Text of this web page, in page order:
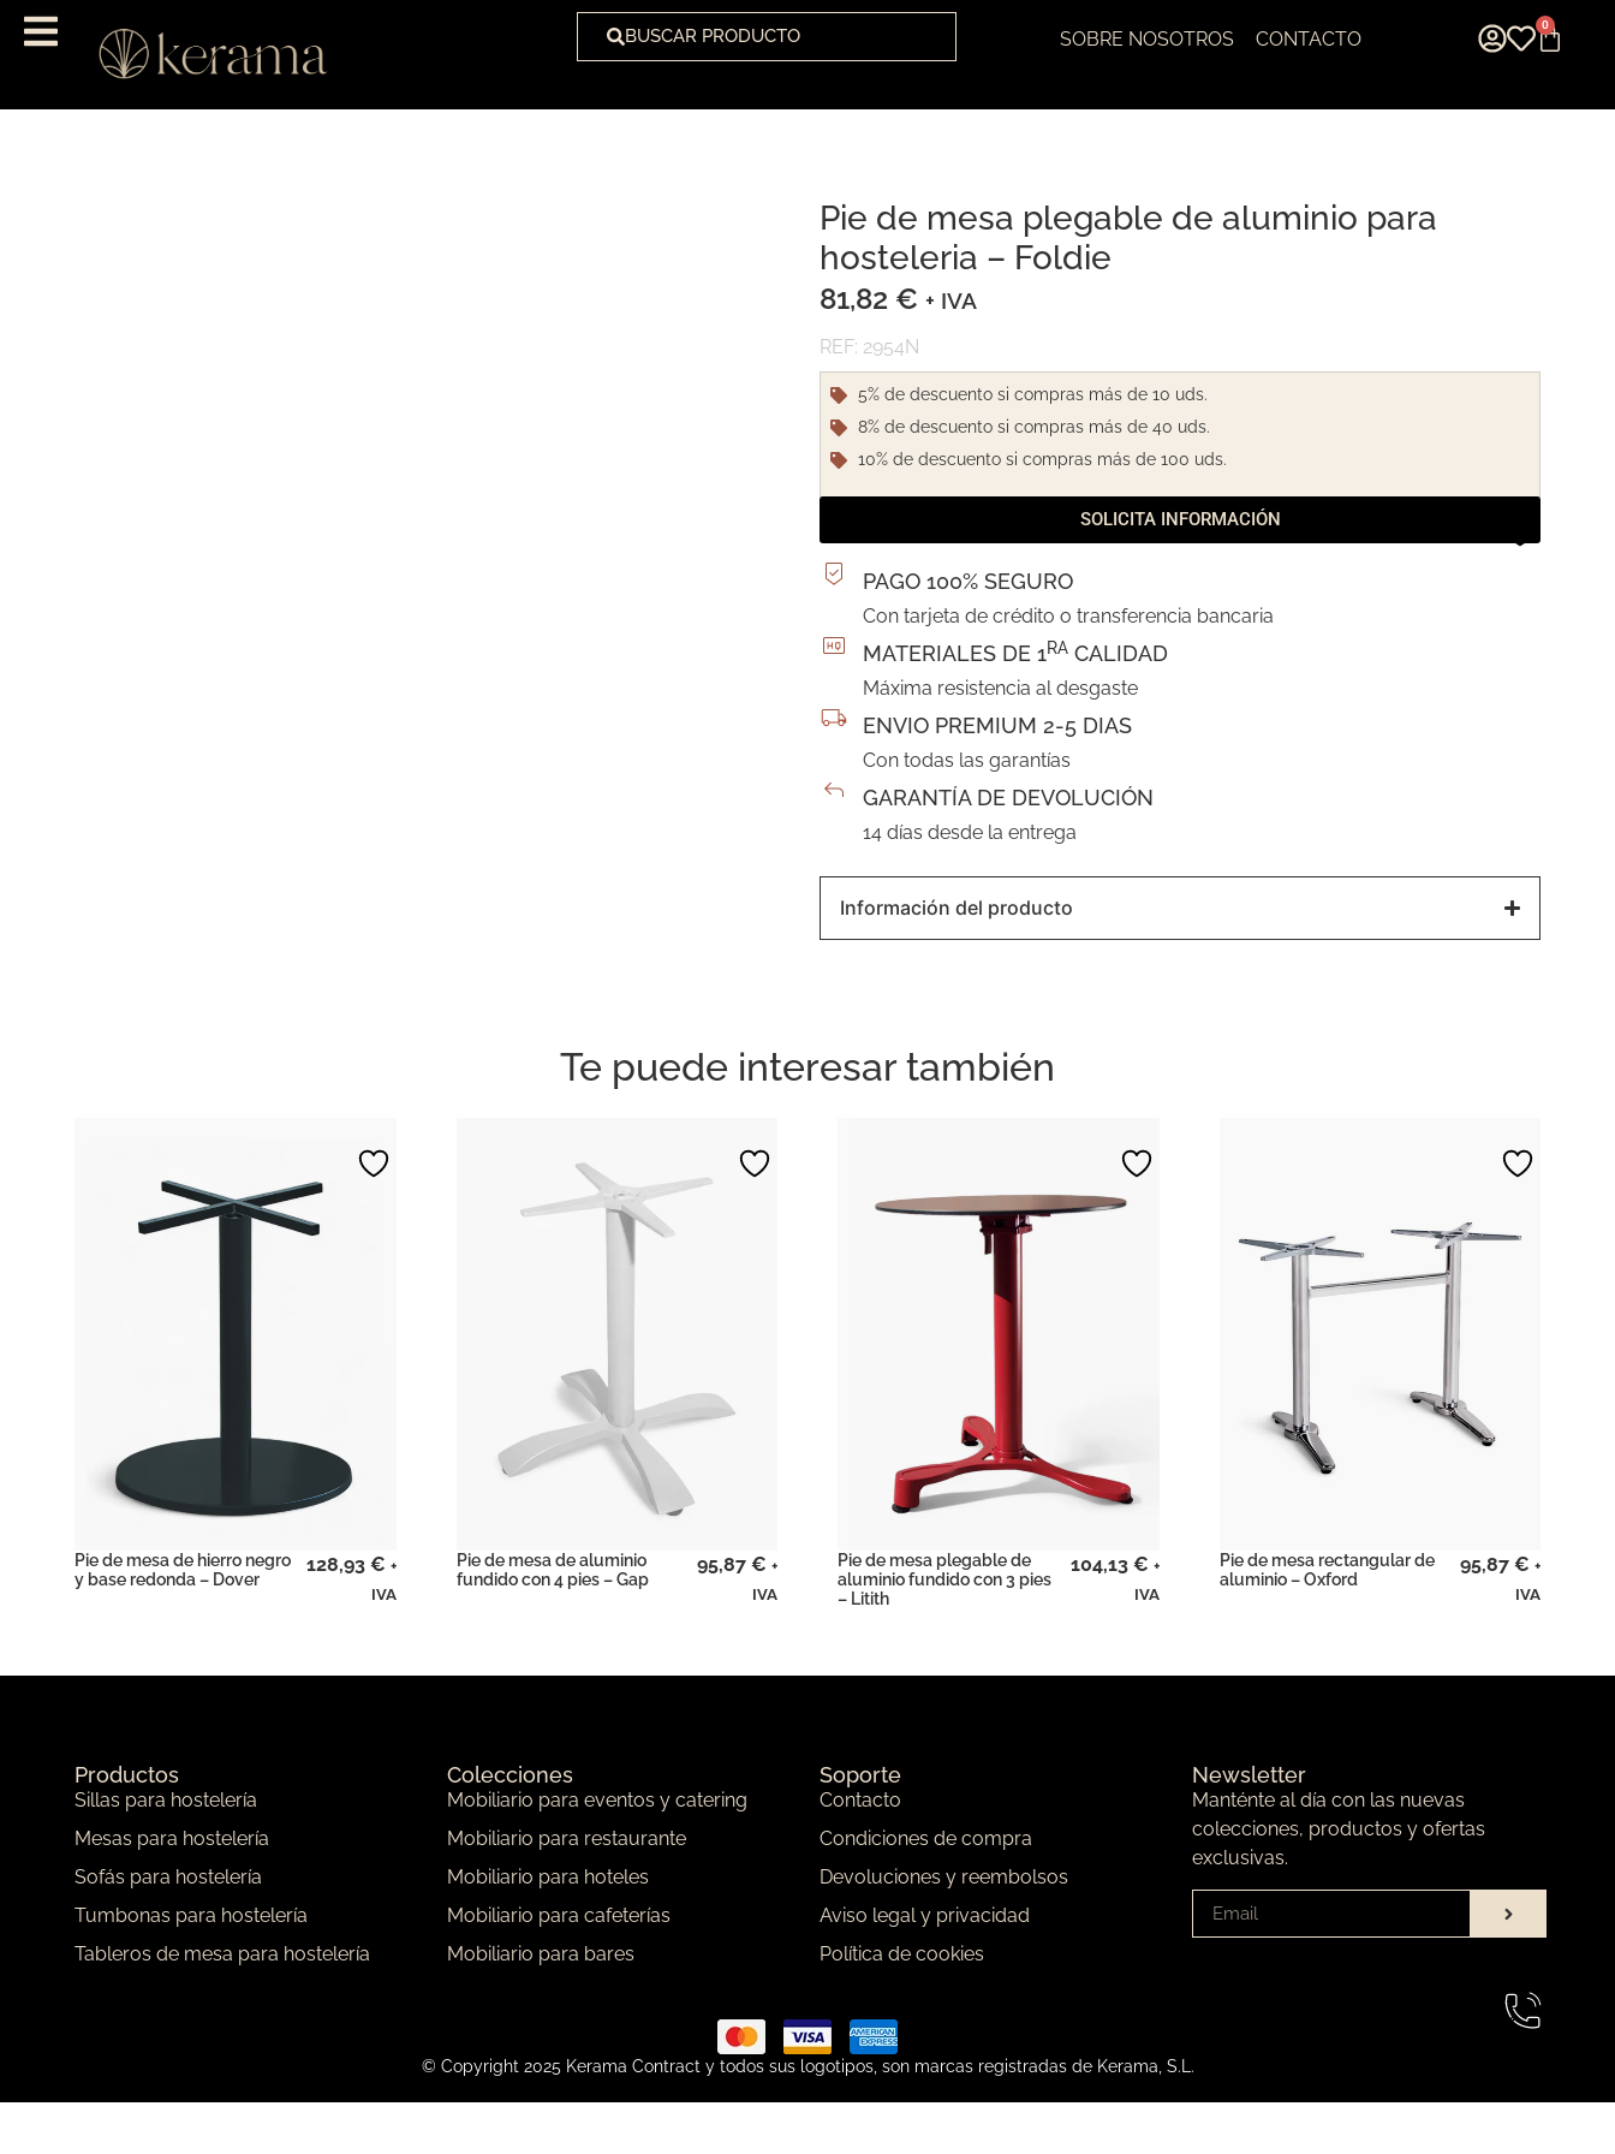
BUSCAR PRODUCTO SOBRE NOSOTROS CONTACTO
0
Pie de mesa plegable de aluminio para
hosteleria – Foldie
81,82 € + IVA
REF: 2954N
5% de descuento si compras más de 10 uds.
8% de descuento si compras más de 40 uds.
10% de descuento si compras más de 100 uds.
SOLICITA INFORMACIÓN
PAGO 100% SEGURO
Con tarjeta de crédito o transferencia bancaria
MATERIALES DE 1RA CALIDAD
Máxima resistencia al desgaste
ENVIO PREMIUM 2-5 DIAS
Con todas las garantías
GARANTÍA DE DEVOLUCIÓN
14 días desde la entrega
Información del producto
Te puede interesar también
Pie de mesa de hierro negro
y base redonda – Dover
128,93 € +
IVA
Pie de mesa de aluminio
fundido con 4 pies – Gap
95,87 € +
IVA
Pie de mesa plegable de
aluminio fundido con 3 pies
– Litith
104,13 € +
IVA
Pie de mesa rectangular de
aluminio – Oxford
95,87 € +
IVA
Productos
Sillas para hostelería
Mesas para hostelería
Sofás para hostelería
Tumbonas para hostelería
Tableros de mesa para hostelería
Colecciones
Mobiliario para eventos y catering
Mobiliario para restaurante
Mobiliario para hoteles
Mobiliario para cafeterías
Mobiliario para bares
Soporte
Contacto
Condiciones de compra
Devoluciones y reembolsos
Aviso legal y privacidad
Política de cookies
Newsletter
Manténte al día con las nuevas
colecciones, productos y ofertas
exclusivas.
© Copyright 2025 Kerama Contract y todos sus logotipos, son marcas registradas de Kerama, S.L.